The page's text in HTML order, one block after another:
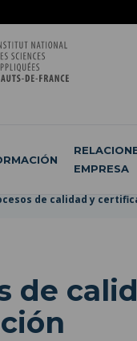
EMPRESA
de calidad y
de